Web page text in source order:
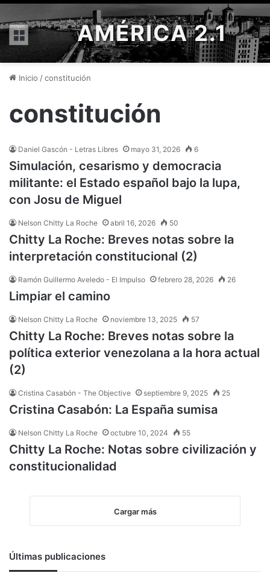
Menú AMÉRICA 2.1
Inicio /constitución
constitución
Daniel Gascón - Letras Libres mayo 31, 2026 6
Simulación, cesarismo y democracia
militante: el Estado español bajo la lupa,
con Josu de Miguel
Nelson Chitty La Roche abril 16, 2026 50
Chitty La Roche: Breves notas sobre la
interpretación constitucional (2)
Ramón Guillermo Aveledo - El Impulso febrero 28, 2026 26
Limpiar el camino
Nelson Chitty La Roche noviembre 13, 2025 57
Chitty La Roche: Breves notas sobre la
política exterior venezolana a la hora actual
(2)
Cristina Casabón - The Objective septiembre 9, 2025 25
Cristina Casabón: La España sumisa
Nelson Chitty La Roche octubre 10, 2024 55
Chitty La Roche: Notas sobre civilización y
constitucionalidad
Cargar más
Últimas publicaciones